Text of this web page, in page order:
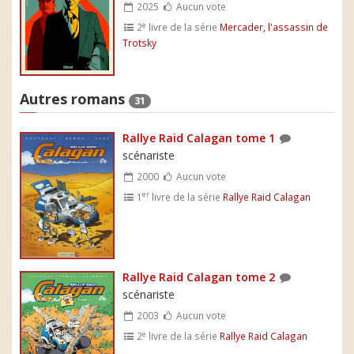
2025
Aucun vote
2e livre de la série Mercader, l'assassin de
Trotsky
Autres romans 31
Rallye Raid Calagan tome 1
scénariste
2000
Aucun vote
1er livre de la série Rallye Raid Calagan
Rallye Raid Calagan tome 2
scénariste
2003
Aucun vote
2e livre de la série Rallye Raid Calagan